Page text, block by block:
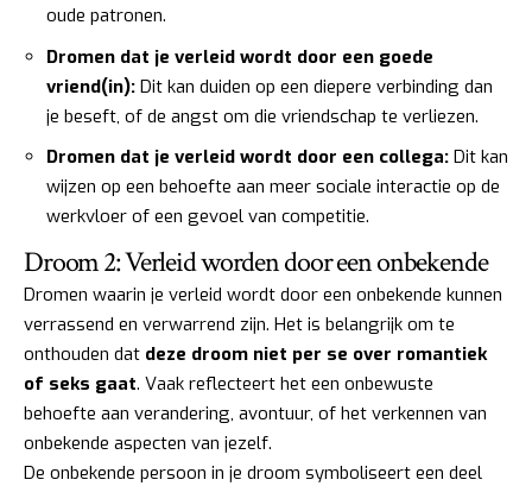
oude patronen.
Dromen dat je verleid wordt door een goede
vriend(in): Dit kan duiden op een diepere verbinding dan
je beseft, of de angst om die vriendschap te verliezen.
Dromen dat je verleid wordt door een collega: Dit kan
wijzen op een behoefte aan meer sociale interactie op de
werkvloer of een gevoel van competitie.
Droom 2: Verleid worden door een onbekende
Dromen waarin je verleid wordt door een onbekende kunnen
verrassend en verwarrend zijn. Het is belangrijk om te
onthouden dat deze droom niet per se over romantiek
of seks gaat. Vaak reflecteert het een onbewuste
behoefte aan verandering, avontuur, of het verkennen van
onbekende aspecten van jezelf.
De onbekende persoon in je droom symboliseert een deel